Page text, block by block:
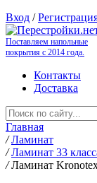
Вход /
Поставляем напольные
покрытия с 2014 года.
Контакты
Доставка
Главная
/ Ламинат
/ Ламинат 33
/ Ламинат